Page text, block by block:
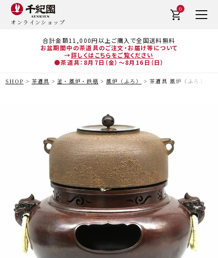
合計金額11,000円以上ご購入で全国送料無料
お盆期間中の茶道具のご注文・お届け等について
→詳しくはこちらをご覧ください
●茶道具：8月7日（金）～8月16日（日）
オンラインショップ
0
SHOP 茶道具 釜・風炉・鉄瓶 風炉（ふろ） 茶道具 風炉（ふろ） 若